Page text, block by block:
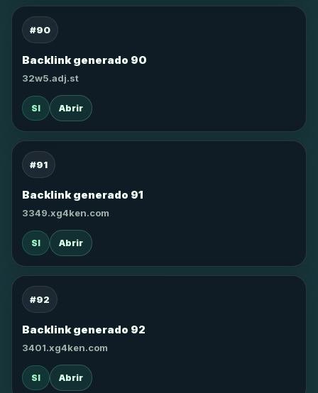
#90
Backlink generado 90
32w5.adj.st
SI Abrir
#91
Backlink generado 91
3349.xg4ken.com
SI Abrir
#92
Backlink generado 92
3401.xg4ken.com
SI Abrir